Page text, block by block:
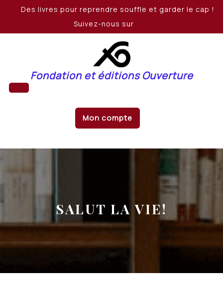
Des livres pour reprendre souffle et garder le cap !
Suivez-nous sur
Fondation et éditions Ouverture
Mon compte
SALUT LA VIE!